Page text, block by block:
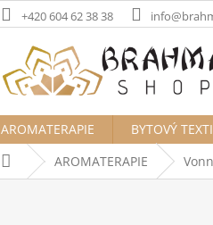
+420 604 62 38 38
AROMATERAPIE BYTOVÝ
Domů AROMATERAPIE